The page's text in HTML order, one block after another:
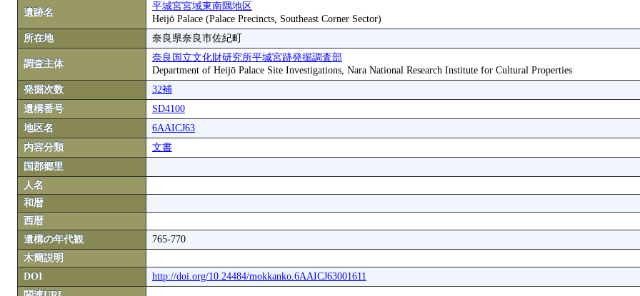
遺跡名
平城宮宮域東南隅地区
Heijō Palace (Palace Precincts, Southeast Corner Sector)
所在地
奈良県奈良市佐紀町
調査主体
奈良国立文化財研究所平城宮跡発掘調査部
Department of Heijō Palace Site Investigations, Nara National Research Institute for Cultural Properties
発掘次数
32補
遺構番号
SD4100
地区名
6AAICJ63
内容分類
文書
国郡郷里
人名
和暦
西暦
遺構の年代観
765-770
木簡説明
DOI
http://doi.org/10.24484/mokkanko.6AAICJ63001611